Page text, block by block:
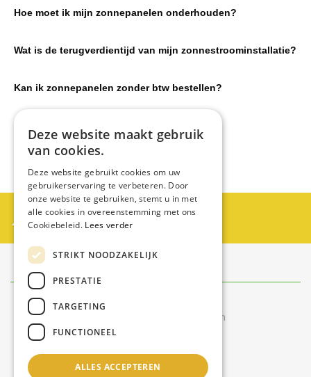
Hoe moet ik mijn zonnepanelen onderhouden?
Wat is de terugverdientijd van mijn zonnestroominstallatie?
Kan ik zonnepanelen zonder btw bestellen?
Partner worden?
Neem contact op met Swiss Zontechniek
Contact
info@swisszontechniek.nl
Bereikbaar tijdens kantooruren
van maandag t/m vrijdag
9.00 uur – 16.00 uur
Deze website maakt gebruik
van cookies.
Deze website gebruikt cookies om uw
gebruikerservaring te verbeteren. Door
onze website te gebruiken, stemt u in met
alle cookies in overeenstemming met ons
Cookiebeleid. Lees verder
STRIKT NOODZAKELIJK
PRESTATIE
TARGETING
FUNCTIONEEL
ALLES ACCEPTEREN